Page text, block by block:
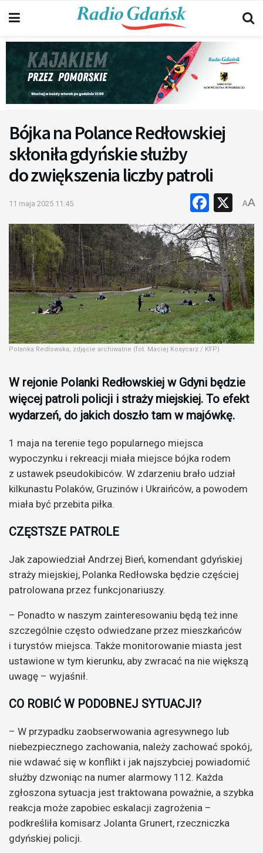
Bójka na Polance Redłowskiej
skłoniła gdyńskie służby
do zwiększenia liczby patroli
11 maja 2025 11:45 X
AA
Polanka Redłowska, zdjęcie archiwalne (fot. Maciej Kosycarz / KFP)
W rejonie Polanki Redłowskiej w Gdyni będzie
więcej patroli policji i straży miejskiej. To efekt
wydarzeń, do jakich doszło tam w majówkę.
1 maja na terenie tego popularnego miejsca
wypoczynku i rekreacji miała miejsce bójka rodem
z ustawek pseudokibiców. W zdarzeniu brało udział
kilkunastu Polaków, Gruzinów i Ukraińców, a powodem
miała być przebita piłka.
CZĘSTSZE PATROLE
Jak zapowiedział Andrzej Bień, komendant gdyńskiej
straży miejskiej, Polanka Redłowska będzie częściej
patrolowana przez funkcjonariuszy.
– Ponadto w naszym zainteresowaniu będą też inne
szczególnie często odwiedzane przez mieszkańców
i turystów miejsca. Także monitorowanie miasta jest
ustawione w tym kierunku, aby zwracać na nie większą
uwagę – wyjaśnił.
CO ROBIĆ W PODOBNEJ SYTUACJI?
– W przypadku zaobserwowania agresywnego lub
niebezpiecznego zachowania, należy zachować spokój,
nie wdawać się w konflikt i jak najszybciej powiadomić
służby dzwoniąc na numer alarmowy 112. Każda
zgłoszona sytuacja jest traktowana poważnie, a szybka
reakcja może zapobiec eskalacji zagrożenia –
podkreśliła komisarz Jolanta Grunert, rzeczniczka
gdyńskiej policji.